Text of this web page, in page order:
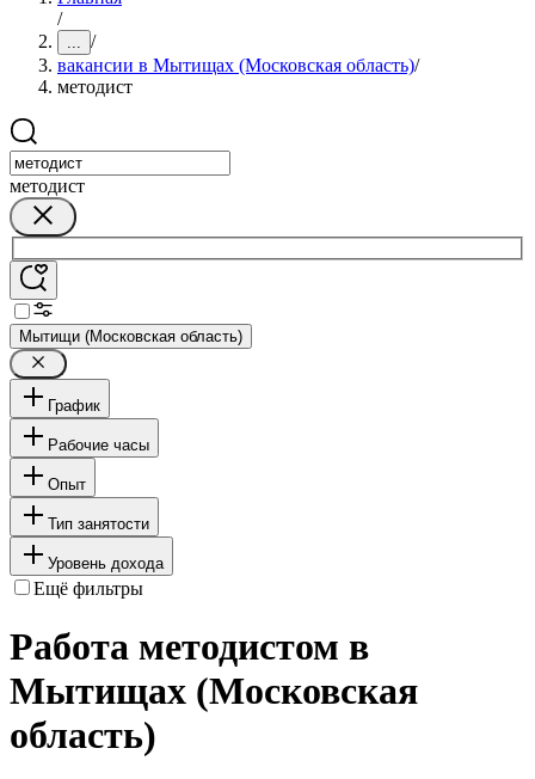
/
... /
вакансии в Мытищах (Московская область)/
методист
методист
Мытищи (Московская область)
График
Рабочие часы
Опыт
Тип занятости
Уровень дохода
Ещё фильтры
Работа методистом в
Мытищах (Московская
область)